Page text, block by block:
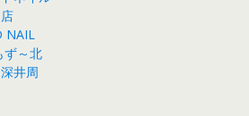
NAIL
ず～北
井周